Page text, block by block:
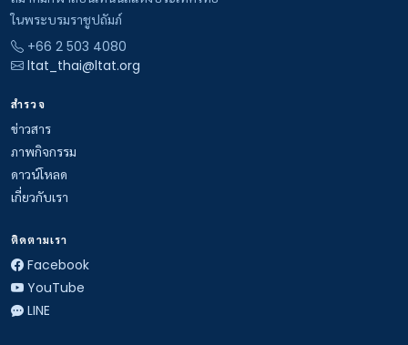
ในพระบรมราชูปถัมภ์
+66 2 503 4080
ltat_thai@ltat.org
สำรวจ
ข่าวสาร
ภาพกิจกรรม
ดาวน์โหลด
เกี่ยวกับเรา
ติดตามเรา
Facebook
YouTube
LINE